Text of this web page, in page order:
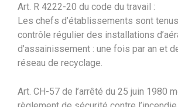
Art. R 4222-20 du code du travail :
Les chefs d’établissements sont
contrôle régulier des installations
d’assainissement : une fois par an et
réseau de recyclage.
Art. CH-57 de l’arrêté du 25 juin 1980